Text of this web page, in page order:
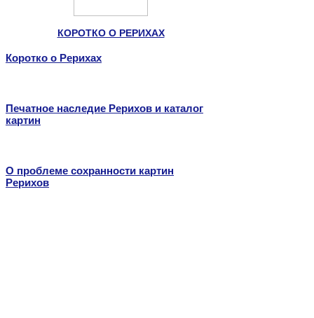
КОРОТКО О РЕРИХАХ
Коротко о Рерихах
Печатное наследие Рерихов и каталог
картин
О проблеме сохранности картин
Рерихов